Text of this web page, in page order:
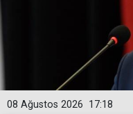
17:18
08 Ağustos 2026